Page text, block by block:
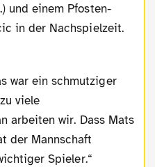
und einem Pfosten-
in der Nachspielzeit.
war ein schmutziger
viele
arbeiten wir. Dass Mats
der Mannschaft
Spieler.“